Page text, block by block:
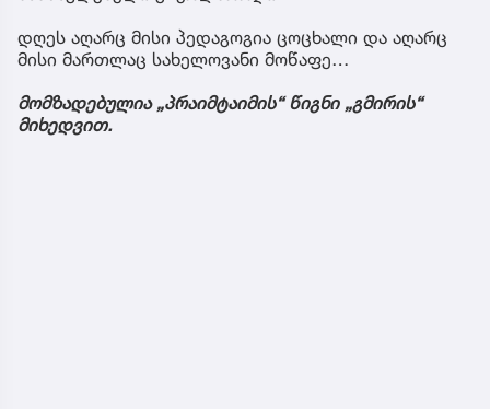
დღეს აღარც მისი პედაგოგია ცოცხალი და აღარც
მისი მართლაც სახელოვანი მოწაფე…
მომზადებულია „პრაიმტაიმის“ წიგნი „გმირის“
მიხედვით.